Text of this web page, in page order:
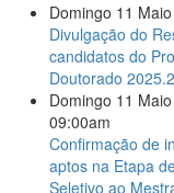
Domingo 11
Divulgação do
candidatos do
Doutorado 2025.2
Domingo 11
09:00am
Confirmação de
aptos na Etapa
Seletivo ao